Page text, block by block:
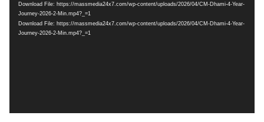
e
Download File: https://massmedia24x7.com/wp-content/uploads/2026/04/CM-Dhami-4-Year-
Journey-2026-2-Min.mp4?_=1
Download File: https://massmedia24x7.com/wp-content/uploads/2026/04/CM-Dhami-4-Year-
Journey-2026-2-Min.mp4?_=1